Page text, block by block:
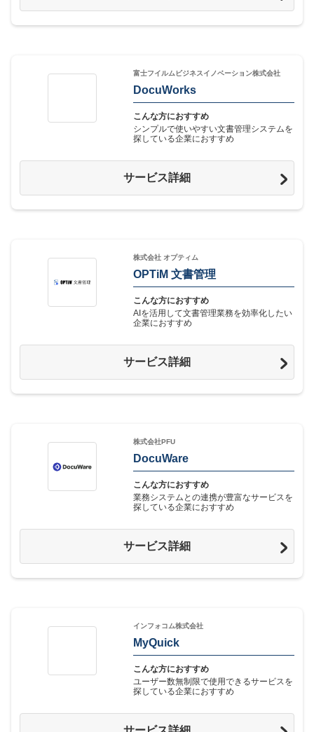
富士フイルムビジネスイノベーション株式会社
DocuWorks
こんな方におすすめ
シンプルで使いやすい文書管理システムを
探している企業におすすめ
サービス詳細
株式会社 オプティム
OPTiM 文書管理
こんな方におすすめ
AIを活用して文書管理業務を効率化したい
企業におすすめ
サービス詳細
株式会社PFU
DocuWare
こんな方におすすめ
業務システムとの連携が豊富なサービスを
探している企業におすすめ
サービス詳細
インフォコム株式会社
MyQuick
こんな方におすすめ
ユーザー数無制限で使用できるサービスを
探している企業におすすめ